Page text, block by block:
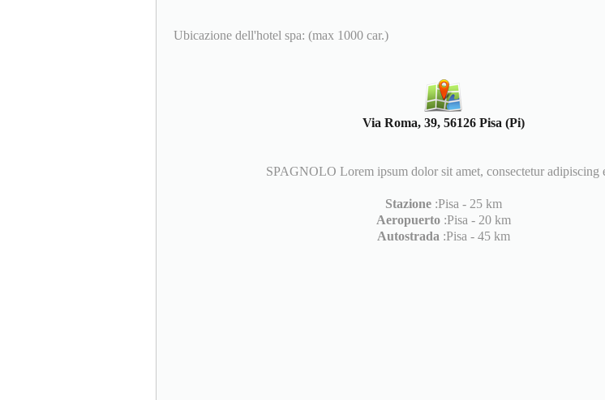
Ubicazione dell'hotel spa: (max 1000 car.)
Via Roma, 39, 56126 Pisa (Pi)
SPAGNOLO Lorem ipsum dolor sit amet, consectetur adipiscing
Stazione :Pisa - 25 km
Aeropuerto :Pisa - 20 km
Autostrada :Pisa - 45 km